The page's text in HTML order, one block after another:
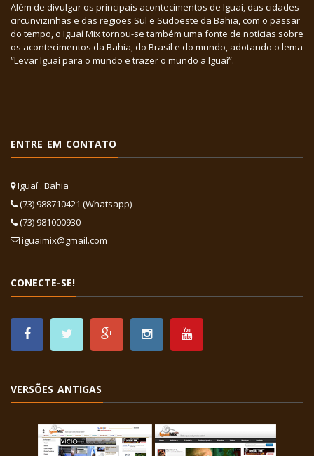
Além de divulgar os principais acontecimentos de Iguaí, das cidades
circunvizinhas e das regiões Sul e Sudoeste da Bahia, com o passar
do tempo, o Iguaí Mix tornou-se também uma fonte de notícias sobre
os acontecimentos da Bahia, do Brasil e do mundo, adotando o lema
“Levar Iguaí para o mundo e trazer o mundo a Iguaí”.
ENTRE EM CONTATO
Iguaí . Bahia
(73) 988710421 (Whatsapp)
(73) 981000930
iguaimix@gmail.com
CONECTE-SE!
VERSÕES ANTIGAS